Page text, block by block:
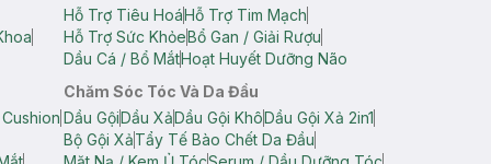
Hỗ Trợ Tiêu HoáHỗ Trợ Tim Mạch
Hỗ Trợ Sức KhỏeBổ Gan / Giải Rượu
Dầu Cá / Bổ MắtHoạt Huyết Dưỡng Não
Chăm Sóc Tóc Và Da Đầu
Dầu GộiDầu XảDầu Gội KhôDầu Gội Xả 2in1
Bộ Gội XảTẩy Tế Bào Chết Da Đầu